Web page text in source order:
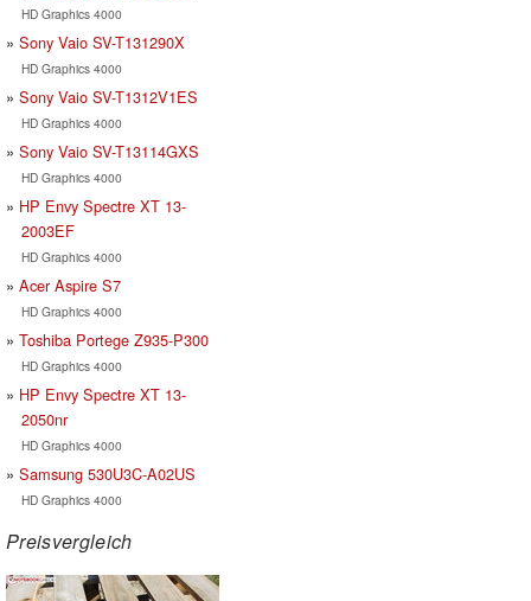
HD Graphics 4000
Sony Vaio SV-T131290X
HD Graphics 4000
Sony Vaio SV-T1312V1ES
HD Graphics 4000
Sony Vaio SV-T13114GXS
HD Graphics 4000
HP Envy Spectre XT 13-
2003EF
HD Graphics 4000
Acer Aspire S7
HD Graphics 4000
Toshiba Portege Z935-P300
HD Graphics 4000
HP Envy Spectre XT 13-
2050nr
HD Graphics 4000
Samsung 530U3C-A02US
HD Graphics 4000
Preisvergleich